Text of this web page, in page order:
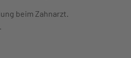
beim Zahnarzt.